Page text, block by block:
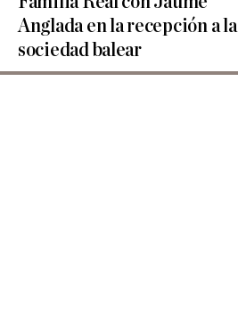
Anglada en la recepción a la
sociedad balear